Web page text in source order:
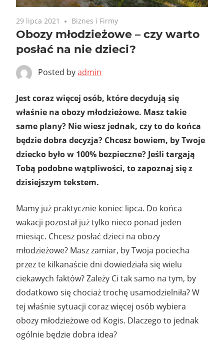
29 lipca 2021 Biznes i Firmy
Obozy młodzieżowe – czy warto
posłać na nie dzieci?
Posted byadmin
Jest coraz więcej osób, które decydują się
właśnie na obozy młodzieżowe. Masz takie
same plany? Nie wiesz jednak, czy to do końca
będzie dobra decyzja? Chcesz bowiem, by Twoje
dziecko było w 100% bezpieczne? Jeśli targają
Tobą podobne wątpliwości, to zapoznaj się z
dzisiejszym tekstem.
Mamy już praktycznie koniec lipca. Do końca
wakacji pozostał już tylko nieco ponad jeden
miesiąc. Chcesz posłać dzieci na obozy
młodzieżowe? Masz zamiar, by Twoja pociecha
przez te kilkanaście dni dowiedziała się wielu
ciekawych faktów? Zależy Ci tak samo na tym, by
dodatkowo się chociaż trochę usamodzielniła? W
tej właśnie sytuacji coraz więcej osób wybiera
obozy młodzieżowe od Kogis. Dlaczego to jednak
ogólnie będzie dobra idea?